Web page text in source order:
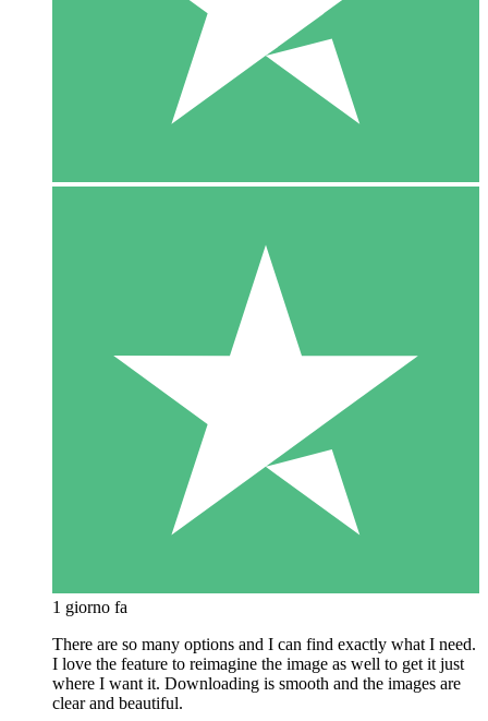
1 giorno fa
There are so many options and I can find exactly what I need.
I love the feature to reimagine the image as well to get it just
where I want it. Downloading is smooth and the images are
clear and beautiful.